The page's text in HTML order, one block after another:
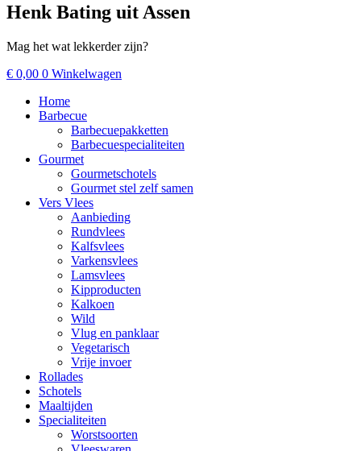
Henk Bating uit Assen
Mag het wat lekkerder zijn?
€ 0,00 0 Winkelwagen
Home
Barbecue
Barbecuepakketten
Barbecuespecialiteiten
Gourmet
Gourmetschotels
Gourmet stel zelf samen
Vers Vlees
Aanbieding
Rundvlees
Kalfsvlees
Varkensvlees
Lamsvlees
Kipproducten
Kalkoen
Wild
Vlug en panklaar
Vegetarisch
Vrije invoer
Rollades
Schotels
Maaltijden
Specialiteiten
Worstsoorten